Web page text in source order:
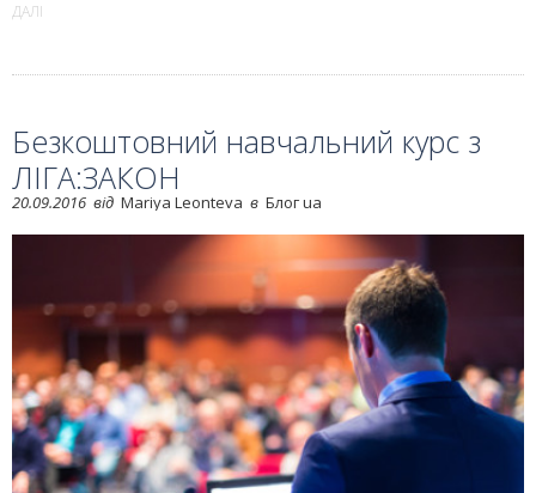
ДАЛІ
Безкоштовний навчальний курс з
ЛІГА:ЗАКОН
20.09.2016 від Mariya Leonteva в Блог ua